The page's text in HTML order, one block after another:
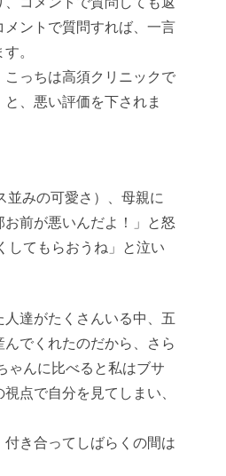
ントで質問すれば、一言
。
っちは高須クリニックで
、悪い評価を下されま
並みの可愛さ）、母親に
前が悪いんだよ！」と怒
してもらおうね」と泣い
達がたくさんいる中、五
でくれたのだから、さら
ゃんに比べると私はブサ
点で自分を見てしまい、
き合ってしばらくの間は